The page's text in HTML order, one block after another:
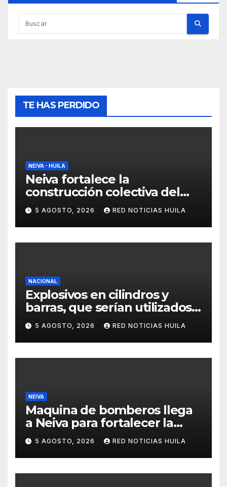
TE HAS PERDIDO
NEIVA - HUILA
Neiva fortalece la
construcción colectiva del
POT
5 AGOSTO, 2026 RED NOTICIAS HUILA
NACIONAL
Explosivos en cilindros y
barras, que serían utilizados
en Cali, fueron incautados
por la Policía
5 AGOSTO, 2026 RED NOTICIAS HUILA
NEIVA
Maquina de bomberos llega
a Neiva para fortalecer la
asistencia en las
emergencias ocasionadas
por el fenómeno del niño
5 AGOSTO, 2026 RED NOTICIAS HUILA